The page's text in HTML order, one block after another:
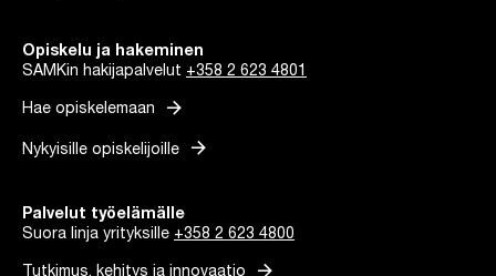
Opiskelu ja hakeminen
SAMKin hakijapalvelut +358 2 623 4801
Hae opiskelemaan arrow_forward
Nykyisille opiskelijoille arrow_forward
Palvelut työelämälle
Suora linja yrityksille +358 2 623 4800
Tutkimus, kehitys ja innovaatio arrow_forward